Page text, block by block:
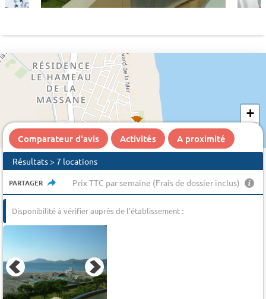
+
Comparateur d'avis Activités A proximité
Résultats > 7 locations
PARTAGER Prix TTC par semaine (Frais de dossier inclus)
Disponibilité à vérifier auprès de l'établissement :